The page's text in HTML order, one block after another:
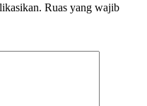
Ruas yang wajib